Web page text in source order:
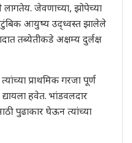
जेवणाच्या, झोपेच्या
आयुष्य उद्ध्वस्त झालेले
तब्येतीकडे अक्षम्य दुर्लक्ष
प्राथमिक गरजा पूर्ण
हवेत. भांडवलदार
पुढाकार घेऊन त्यांच्या